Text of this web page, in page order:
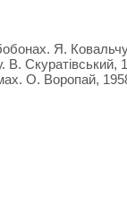
Я.
В. Скуратівський,
О. Воропай,